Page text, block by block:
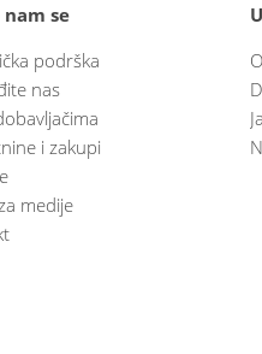
nam se
podrška
nas
i zakupi
medije